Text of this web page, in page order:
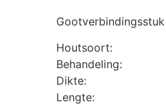
Houtsoort:
Behandeling:
Dikte:
Lengte: